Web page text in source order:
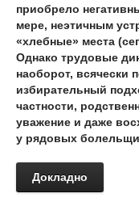
приобрело
мере, неэтичным
«хлебные» места
Однако трудовые
наоборот, всячески
избирательный
частности,
уважение и даже
у рядовых
Докладно